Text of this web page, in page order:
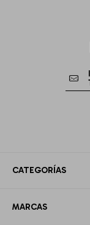
CATEGORÍAS
MARCAS